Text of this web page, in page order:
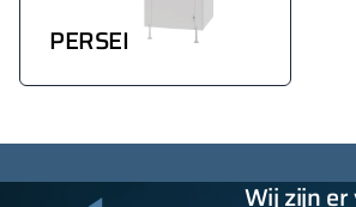
PERSEI
Wij zijn